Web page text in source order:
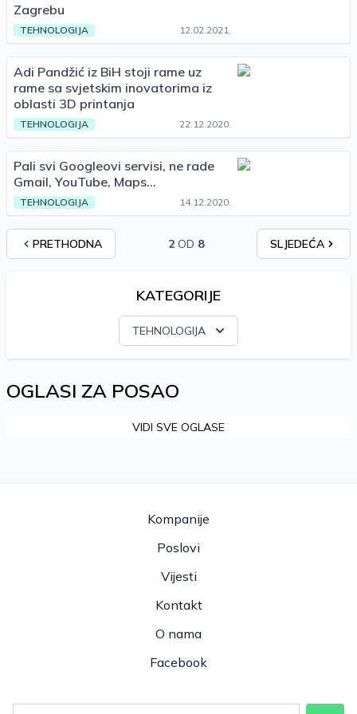
Zagrebu
TEHNOLOGIJA 12.02.2021.
Adi Pandžić iz BiH stoji rame uz
rame sa svjetskim inovatorima iz
oblasti 3D printanja
TEHNOLOGIJA 22.12.2020.
Pali svi Googleovi servisi, ne rade
Gmail, YouTube, Maps...
TEHNOLOGIJA 14.12.2020.
PRETHODNA 2 OD 8 SLJEDEĆA
KATEGORIJE
TEHNOLOGIJA
OGLASI ZA POSAO
VIDI SVE OGLASE
Kompanije
Poslovi
Vijesti
Kontakt
O nama
Facebook